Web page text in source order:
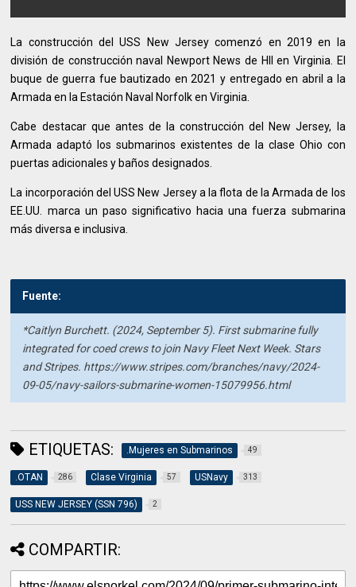
La construcción del USS New Jersey comenzó en 2019 en la
división de construcción naval Newport News de HII en Virginia. El
buque de guerra fue bautizado en 2021 y entregado en abril a la
Armada en la Estación Naval Norfolk en Virginia.
Cabe destacar que antes de la construcción del New Jersey, la
Armada adaptó los submarinos existentes de la clase Ohio con
puertas adicionales y baños designados.
La incorporación del USS New Jersey a la flota de la Armada de los
EE.UU. marca un paso significativo hacia una fuerza submarina
más diversa e inclusiva.
Fuente:
*Caitlyn Burchett. (2024, September 5). First submarine fully
integrated for coed crews to join Navy Fleet Next Week. Stars
and Stripes. https://www.stripes.com/branches/navy/2024-
09-05/navy-sailors-submarine-women-15079956.html
ETIQUETAS: .Mujeres en Submarinos 49
.OTAN 286 Clase Virginia 57 USNavy 313
USS NEW JERSEY (SSN 796) 2
COMPARTIR: